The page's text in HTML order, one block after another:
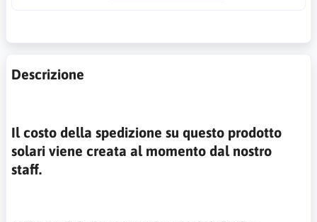
Descrizione
Il costo della spedizione su questo prodotto
solari viene creata al momento dal nostro
staff.